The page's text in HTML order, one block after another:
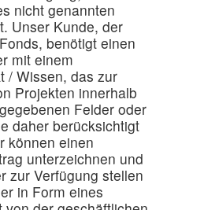
nicht genannten
Unser Kunde, der
benötigt einen
mit einem
/ Wissen, das zur
Projekten innerhalb
Felder oder
daher berücksichtigt
können einen
unterzeichnen und
zur Verfügung stellen
in Form eines